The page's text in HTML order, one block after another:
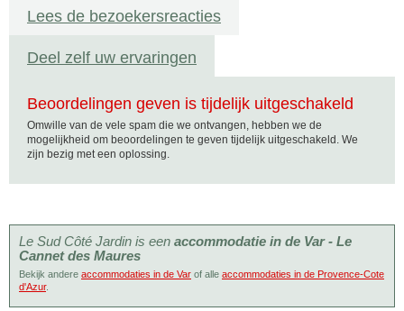
Lees de bezoekersreacties
Deel zelf uw ervaringen
Beoordelingen geven is tijdelijk uitgeschakeld
Omwille van de vele spam die we ontvangen, hebben we de
mogelijkheid om beoordelingen te geven tijdelijk uitgeschakeld. We
zijn bezig met een oplossing.
Le Sud Côté Jardin is een accommodatie in de Var - Le
Cannet des Maures
Bekijk andere accommodaties in de Var of alle accommodaties in de Provence-Cote
d'Azur.